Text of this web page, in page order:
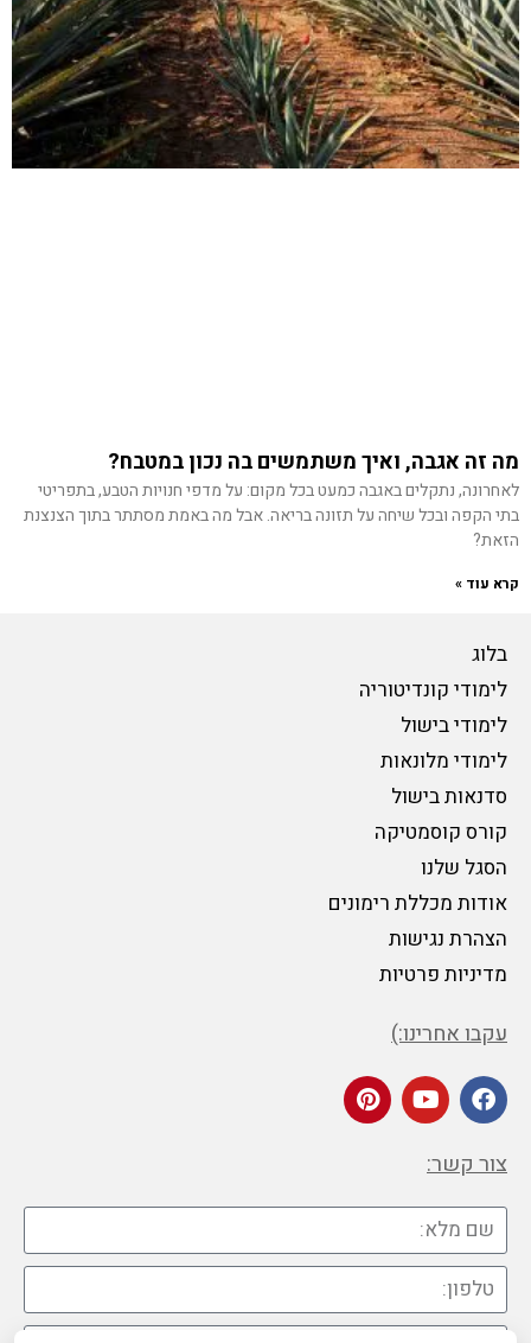
מה זה אגבה, ואיך משתמשים בה נכון במטבח?
לאחרונה, נתקלים באגבה כמעט בכל מקום: על מדפי חנויות הטבע, בתפריטי
בתי הקפה ובכל שיחה על תזונה בריאה. אבל מה באמת מסתתר בתוך הצנצנת
הזאת?
קרא עוד »
בלוג
לימודי קונדיטוריה
לימודי בישול
לימודי מלונאות
סדנאות בישול
קורס קוסמטיקה
הסגל שלנו
אודות מכללת רימונים
הצהרת נגישות
מדיניות פרטיות
עקבו אחרינו:)
צור קשר: